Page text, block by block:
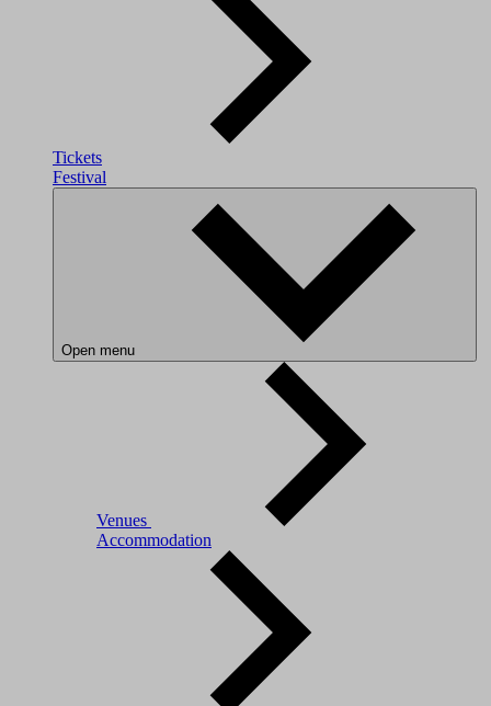
Tickets
Festival
Open menu
Venues
Accommodation